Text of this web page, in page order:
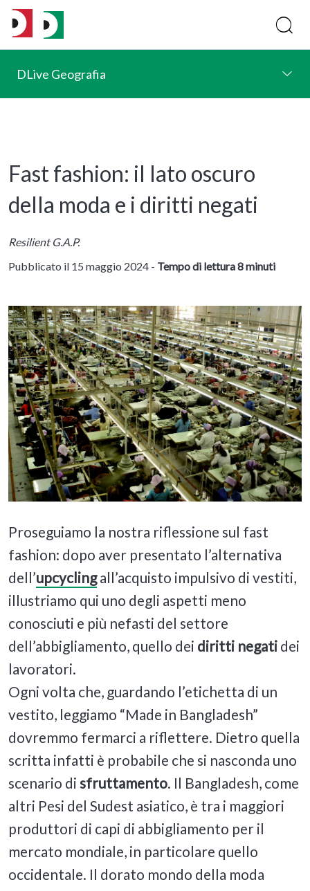
DLive Geografia
Fast fashion: il lato oscuro
della moda e i diritti negati
Resilient G.A.P.
Pubblicato il 15 maggio 2024 - Tempo di lettura 8 minuti
Proseguiamo la nostra riflessione sul fast
fashion: dopo aver presentato l’alternativa
dell’upcyclingall’acquisto impulsivo di vestiti,
illustriamo qui uno degli aspetti meno
conosciuti e più nefasti del settore
dell’abbigliamento, quello dei diritti negati dei
lavoratori.
Ogni volta che, guardando l’etichetta di un
vestito, leggiamo “Made in Bangladesh”
dovremmo fermarci a riflettere. Dietro quella
scritta infatti è probabile che si nasconda uno
scenario di sfruttamento. Il Bangladesh, come
altri Pesi del Sudest asiatico, è tra i maggiori
produttori di capi di abbigliamento per il
mercato mondiale, in particolare quello
occidentale. Il dorato mondo della moda